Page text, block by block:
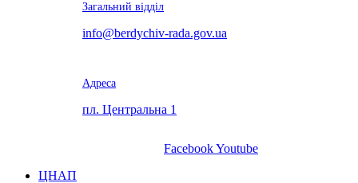
Загальний відділ
info@berdychiv-rada.gov.ua
Адреса
пл. Центральна 1
FacebookYoutube
ЦНАП